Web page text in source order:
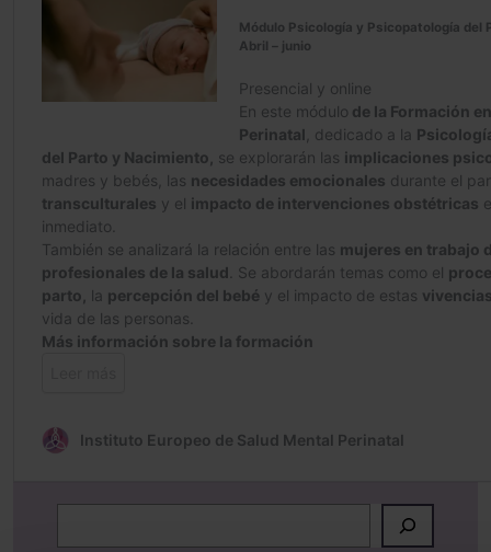
Etiquetas: matronas,oxitocina